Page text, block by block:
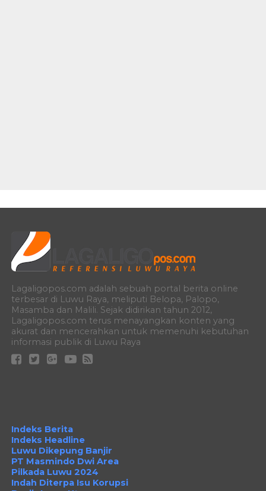
Lagaligopos.com adalah sebuah portal berita online
terbesar di Luwu Raya, meliputi Belopa, Palopo,
Masamba dan Malili. Sejak didirikan tahun 2012,
Lagaligopos.com terus menayangkan konten yang
akurat dan mencerahkan untuk memenuhi kebutuhan
informasi publik di Luwu Raya
Indeks Berita
Indeks Headline
Luwu Dikepung Banjir
PT Masmindo Dwi Area
Pilkada Luwu 2024
Indah Diterpa Isu Korupsi